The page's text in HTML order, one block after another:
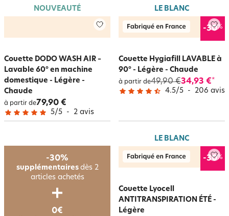
NOUVEAUTÉ
Couette DODO WASH AIR –
Lavable 60° en machine
domestique - Légère -
Chaude
à partir de79,90 €
5/5 - 2 avis
LE BLANC
-30%
Couette Hygiafill LAVABLE à
90° - Légère - Chaude
à partir de49,90 €34,93 €*
4.5/5 - 206 avis
LE BLANC
-30%
Couette Lyocell
ANTITRANSPIRATION ÉTÉ -
Légère
-30%
supplémentaires dès 2
articles achetés
0€